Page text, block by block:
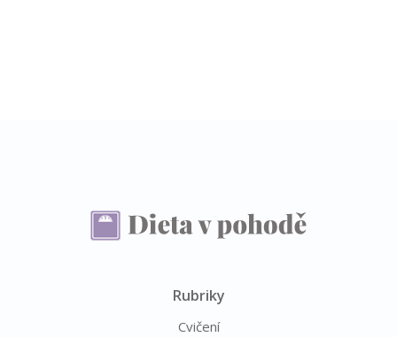
Rubriky
Cvičení